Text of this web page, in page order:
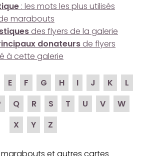
: les mots les plus utilisés
marabouts
des flyers de la galerie
donateurs de flyers
à cette galerie
E F G H I J K
L
Q R S T U V
W
X
Y Z